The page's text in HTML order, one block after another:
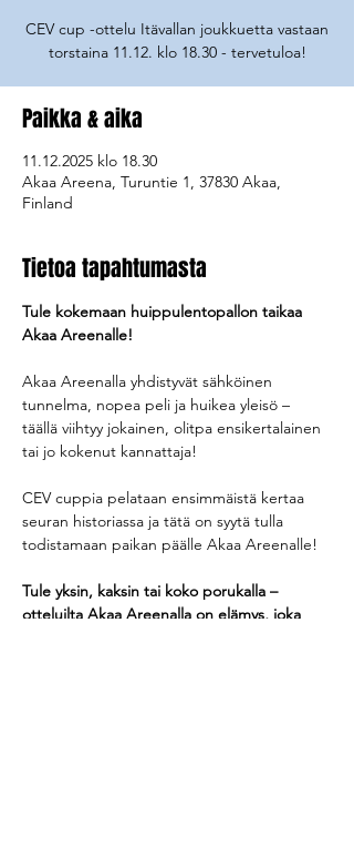
CEV cup -ottelu Itävallan joukkuetta vastaan
Paikka & aika
11.12.2025 klo 18.30
Akaa Areena, Turuntie 1, 37830 Akaa,
Finland
Tietoa tapahtumasta
Tule kokemaan huippulentopallon taikaa
Akaa Areenalle!
Akaa Areenalla yhdistyvät sähköinen
tunnelma, nopea peli ja huikea yleisö –
täällä viihtyy jokainen, olitpa ensikertalainen
tai jo kokenut kannattaja!
CEV cuppia pelataan ensimmäistä kertaa
seuran historiassa ja tätä on syytä tulla
todistamaan paikan päälle Akaa Areenalle!
Tule yksin, kaksin tai koko porukalla –
otteluilta Akaa Areenalla on elämys, joka